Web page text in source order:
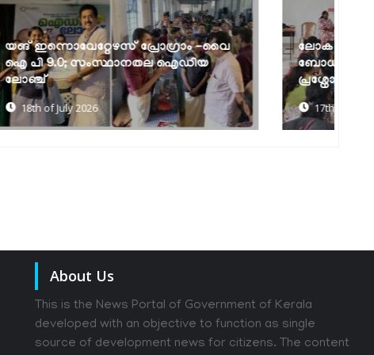
ലോക ജനസംഖ്യാ വാരാചരണം:
ബോധവല്‍ക്കരണ സെമിനാറും
പ്രശ്നോത്തരിയും
17th of July 2026
About Us
This is the News Portal of Government of Kerala
developed with an objective to function as single
source of development news for citizens. The content